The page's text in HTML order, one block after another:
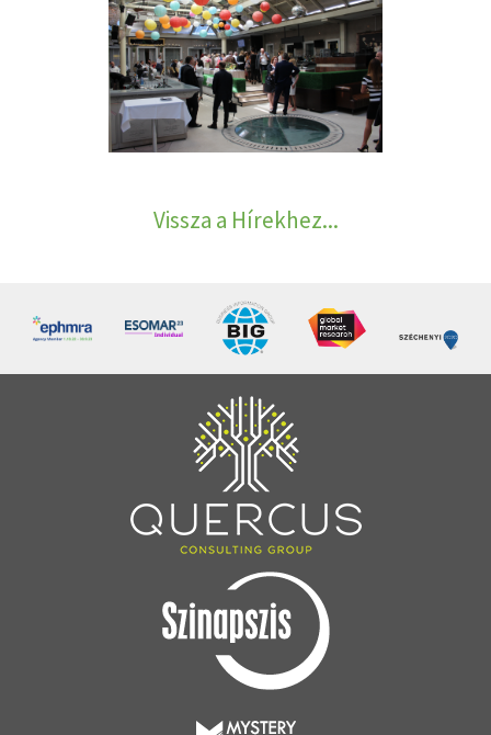
Vissza a Hírekhez...